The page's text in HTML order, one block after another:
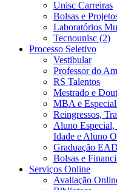
Unisc Carreiras
Bolsas e
Laboratórios
Tecnounisc (2)
Processo Seletivo
Vestibular
Professor do
RS Talentos
Mestrado e
MBA e
Reingressos,
Aluno Especial,
Idade e Aluno
Graduação EAD
Bolsas e
Serviços Online
Avaliação